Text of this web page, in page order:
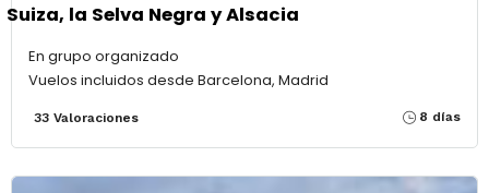
Suiza, la Selva Negra y Alsacia
En grupo organizado
Vuelos incluidos desde Barcelona, Madrid
33 Valoraciones 8 días